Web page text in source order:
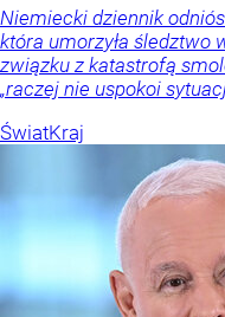
Niemiecki dziennik
która umorzyła śledztwo
związku z katastrofą
„raczej nie uspokoi
ŚwiatKraj